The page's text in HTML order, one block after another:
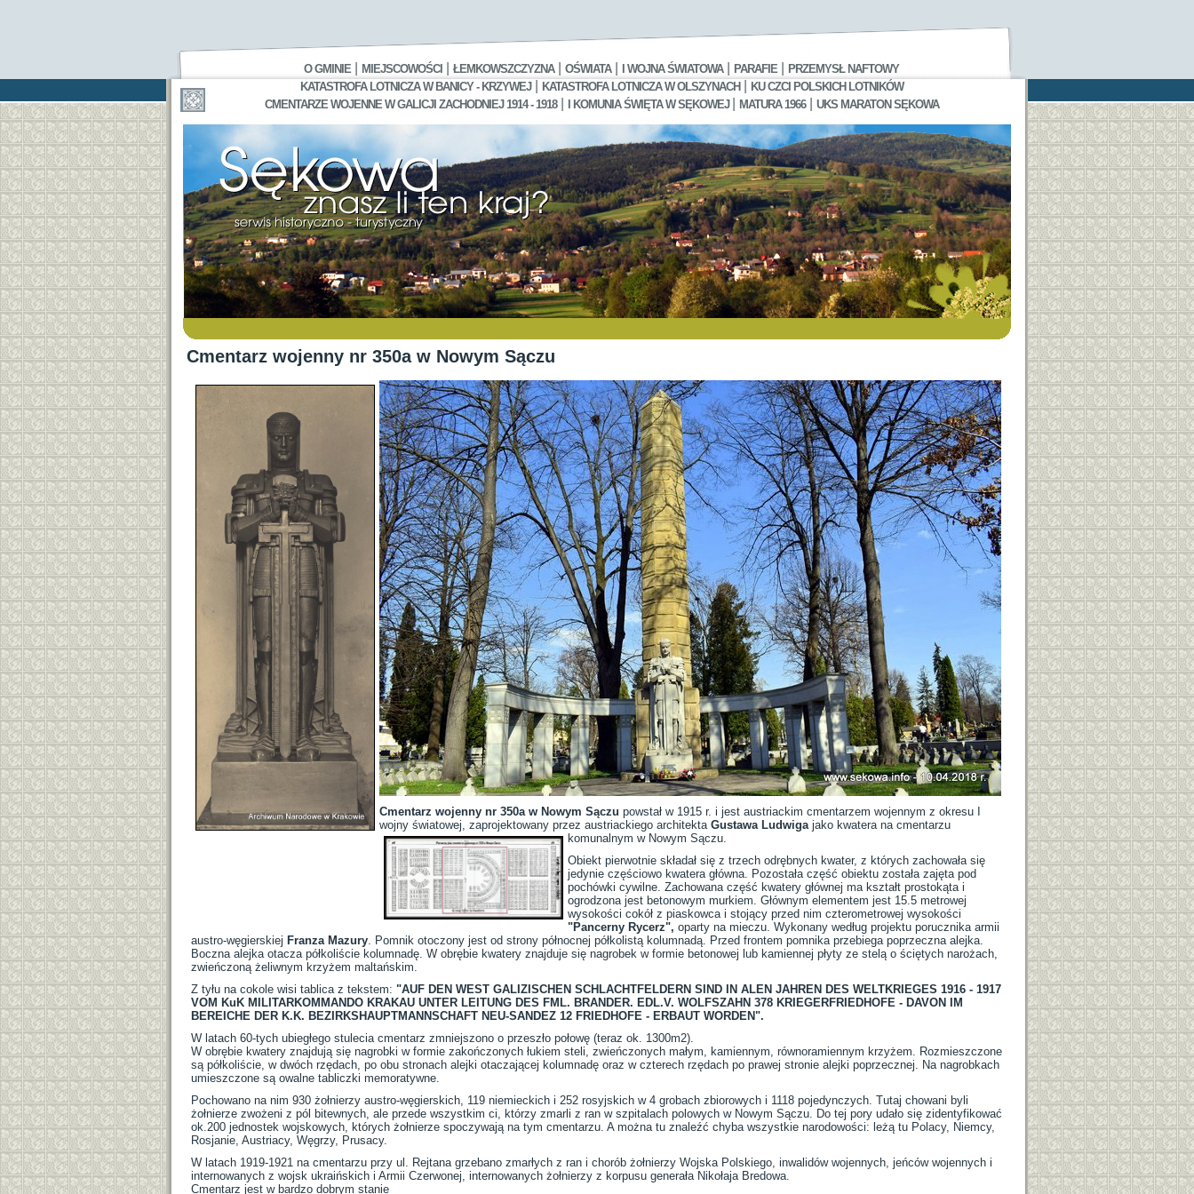
O GMINIE MIEJSCOWOŚCI ŁEMKOWSZCZYZNA| OŚWIATA| I WOJNA ŚWIATOWA| PARAFIE
PRZEMYSŁ NAFTOWY
KATASTROFA LOTNICZA W BANICY - KRZYWEJ| KATASTROFA LOTNICZA W OLSZYNACH|
KU CZCI POLSKICH LOTNIKÓW
CMENTARZE WOJENNE W GALICJI ZACHODNIEJ 1914 - 1918| I KOMUNIA ŚWIĘTA W SĘKOWEJ MATURA 1966| UKS MARATON SĘKOWA
Cmentarz wojenny nr 350a w Nowym Sączu
Cmentarz wojenny nr 350a w Nowym Sączu powstał w 1915 r. i jest austriackim cmentarzem wojennym z okresu I
wojny światowej, zaprojektowany przez austriackiego architekta Gustawa Ludwigajako kwatera na cmentarzu
komunalnym w Nowym Sączu.
Obiekt pierwotnie składał się z trzech odrębnych kwater, z których zachowała się
jedynie częściowo kwatera główna. Pozostała część obiektu została zajęta pod
pochówki cywilne. Zachowana część kwatery głównej ma kształt prostokąta i
ogrodzona jest betonowym murkiem. Głównym elementem jest 15.5 metrowej
wysokości cokół z piaskowca i stojący przed nim czterometrowej wysokości
"Pancerny Rycerz", oparty na mieczu. Wykonany według projektu porucznika armii
austro-węgierskiej Franza Mazury. Pomnik otoczony jest od strony północnej półkolistą kolumnadą. Przed frontem pomnika przebiega poprzeczna alejka.
Boczna alejka otacza półkoliście kolumnadę. W obrębie kwatery znajduje się nagrobek w formie betonowej lub kamiennej płyty ze stelą o ściętych narożach,
zwieńczoną żeliwnym krzyżem maltańskim.
Z tyłu na cokole wisi tablica z tekstem: "AUF DEN WEST GALIZISCHEN SCHLACHTFELDERN SIND IN ALEN JAHREN DES WELTKRIEGES 1916 - 1917
VOM KuK MILITARKOMMANDO KRAKAU UNTER LEITUNG DES FML. BRANDER. EDL.V. WOLFSZAHN 378 KRIEGERFRIEDHOFE - DAVON IM
BEREICHE DER K.K. BEZIRKSHAUPTMANNSCHAFT NEU-SANDEZ 12 FRIEDHOFE - ERBAUT WORDEN".
W latach 60-tych ubiegłego stulecia cmentarz zmniejszono o przeszło połowę (teraz ok. 1300m2).
W obrębie kwatery znajdują się nagrobki w formie zakończonych łukiem steli, zwieńczonych małym, kamiennym, równoramiennym krzyżem. Rozmieszczone
są półkoliście, w dwóch rzędach, po obu stronach alejki otaczającej kolumnadę oraz w czterech rzędach po prawej stronie alejki poprzecznej. Na nagrobkach
umieszczone są owalne tabliczki memoratywne.
Pochowano na nim 930 żołnierzy austro-węgierskich, 119 niemieckich i 252 rosyjskich w 4 grobach zbiorowych i 1118 pojedynczych. Tutaj chowani byli
żołnierze zwożeni z pól bitewnych, ale przede wszystkim ci, którzy zmarli z ran w szpitalach polowych w Nowym Sączu. Do tej pory udało się zidentyfikować
ok.200 jednostek wojskowych, których żołnierze spoczywają na tym cmentarzu. A można tu znaleźć chyba wszystkie narodowości: leżą tu Polacy, Niemcy,
Rosjanie, Austriacy, Węgrzy, Prusacy.
W latach 1919-1921 na cmentarzu przy ul. Rejtana grzebano zmarłych z ran i chorób żołnierzy Wojska Polskiego, inwalidów wojennych, jeńców wojennych i
internowanych z wojsk ukraińskich i Armii Czerwonej, internowanych żołnierzy z korpusu generała Nikołaja Bredowa.
Cmentarz jest w bardzo dobrym stanie